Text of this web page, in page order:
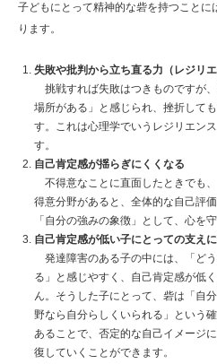
子どもにとって精神的な砦を持つこと
ります。
失敗や批判から立ち直る力（レジリ
挑戦すれば失敗はつきものですが
場所がある」と感じられ、挫折して
す。これは心理学でいうレジリエン
す。
自己肯定感が揺らぎにくくなる
不得意なことに直面したときでも
得意分野があると、全体的な自己評
「自分の強みの象徴」として、心を
自己肯定感が低い子にとっての支え
発達障害のある子の中には、「ど
る」と感じやすく、自己肯定感が低
ん。そうした子にとって、砦は「自
野なら自分らしくいられる」という
あることで、否定的な自己イメージ
復していくことができます。